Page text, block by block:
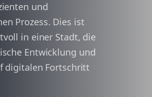
und
Prozess. Dies ist
in einer Stadt, die
Entwicklung und
digitalen Fortschritt